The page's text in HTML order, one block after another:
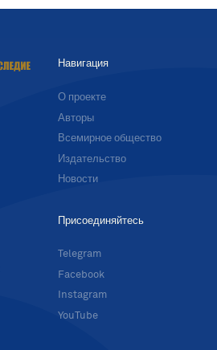
Навигация
О проекте
Авторы
Всемирное общество
Издательство
Новости
Присоединяйтесь
Telegram
Facebook
Instagram
YouTube